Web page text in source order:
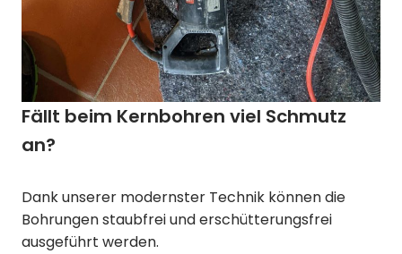
Fällt beim Kernbohren viel Schmutz
an?
Dank unserer modernster Technik können die
Bohrungen staubfrei und erschütterungsfrei
ausgeführt werden.